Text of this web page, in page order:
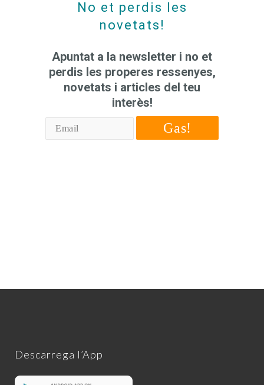
No et perdis les
novetats!
Apuntat a la newsletter i no et
perdis les properes ressenyes,
novetats i articles del teu
interès!
Gas!
Descarrega l’App